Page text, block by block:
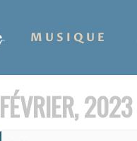
MUSIQUE
FÉVRIER, 2023